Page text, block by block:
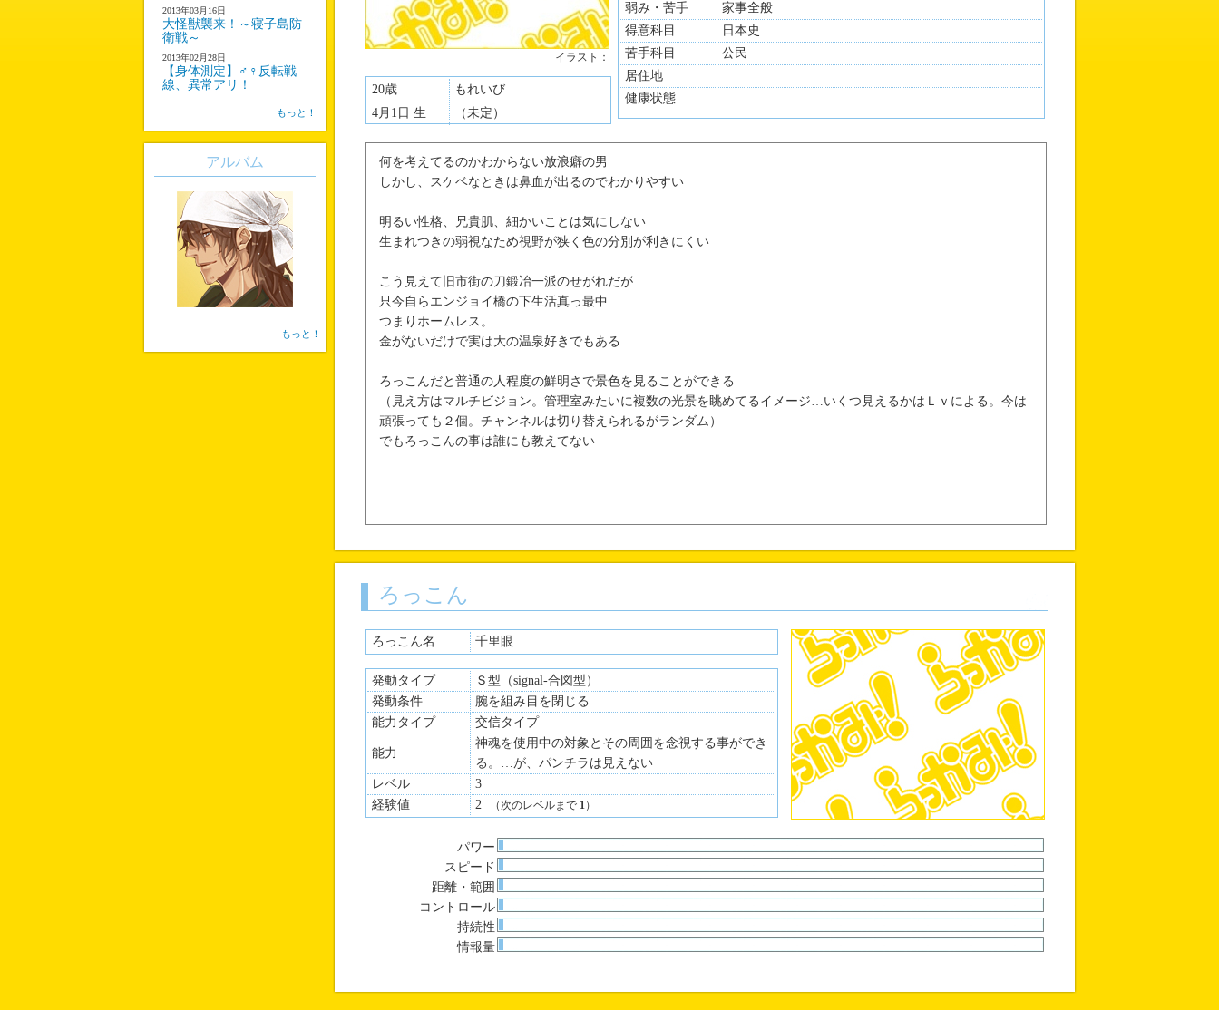
イラスト：
20歳
もれいび
4月1日 生
（未定）
弱み・苦手
家事全般
得意科目
日本史
苦手科目
公民
居住地
健康状態
何を考えてるのかわからない放浪癖の男
しかし、スケベなときは鼻血が出るのでわかりやすい
明るい性格、兄貴肌、細かいことは気にしない
生まれつきの弱視なため視野が狭く色の分別が利きにくい
こう見えて旧市街の刀鍛冶一派のせがれだが
只今自らエンジョイ橋の下生活真っ最中
つまりホームレス。
金がないだけで実は大の温泉好きでもある
ろっこんだと普通の人程度の鮮明さで景色を見ることができる
（見え方はマルチビジョン。管理室みたいに複数の光景を眺めてるイメージ…いくつ見えるかはＬｖによる。今は
頑張っても２個。チャンネルは切り替えられるがランダム）
でもろっこんの事は誰にも教えてない
ろっこん
ろっこん名 千里眼
発動タイプ
Ｓ型（signal-合図型）
発動条件
腕を組み目を閉じる
能力タイプ
交信タイプ
能力
神魂を使用中の対象とその周囲を念視する事ができ
る。…が、パンチラは見えない
レベル
3
経験値
2 （次のレベルまで 1）
パワー
スピード
距離・範囲
コントロール
持続性
情報量
2013年03月16日
大怪獣襲来！～寝子島防
衛戦～
2013年02月28日
【身体測定】♂♀反転戦
線、異常アリ！
もっと！
アルバム
もっと！